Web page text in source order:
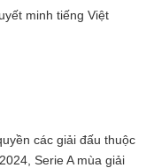
minh tiếng Việt
các giải đấu thuộc
Serie A mùa giải